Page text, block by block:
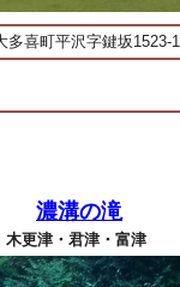
多喜町平沢字鍵坂1523-
濃溝の滝
木更津・君津・富津